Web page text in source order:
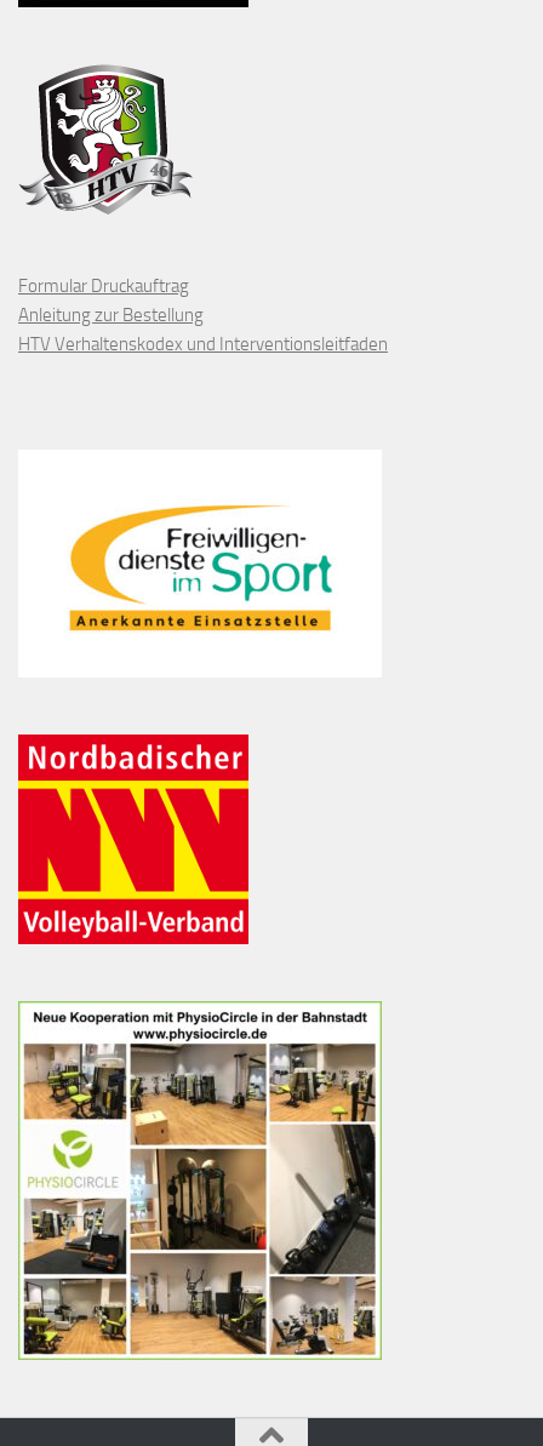
Formular Druckauftrag
Anleitung zur Bestellung
HTV Verhaltenskodex und Interventionsleitfaden